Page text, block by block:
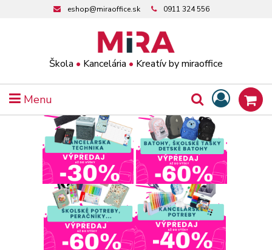
Škola • Kancelária • Kreatív by miraoffice
eshop@miraoffice.sk 0911 324 556
Menu